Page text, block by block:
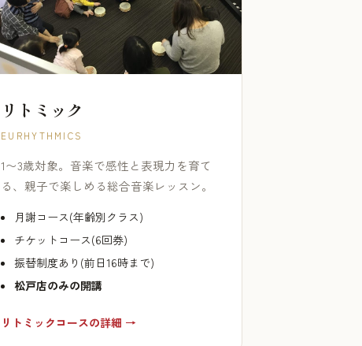
リトミック
EURHYTHMICS
1〜3歳対象。音楽で感性と表現力を育て
る、親子で楽しめる総合音楽レッスン。
月謝コース(年齢別クラス)
チケットコース(6回券)
振替制度あり(前日16時まで)
松戸店のみの開講
リトミックコースの詳細 →